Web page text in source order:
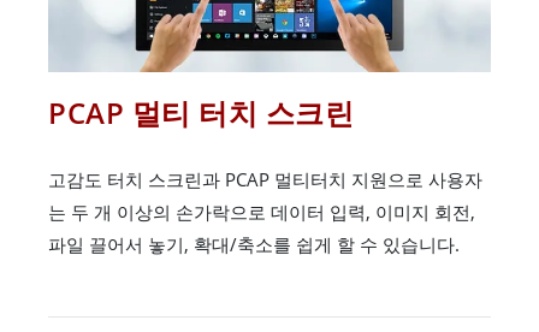
PCAP 멀티 터치 스크린
고감도 터치 스크린과 PCAP 멀티터치 지원으로 사용자
는 두 개 이상의 손가락으로 데이터 입력, 이미지 회전,
파일 끌어서 놓기, 확대/축소를 쉽게 할 수 있습니다.